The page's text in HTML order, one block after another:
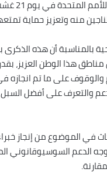
بالمناسبة أن هذه
مناطق هذا الوطن
على ما تم انجازه
والتعرف على أفضل
في الموضوع من إنجاز
الدعم السوسيوقانوني